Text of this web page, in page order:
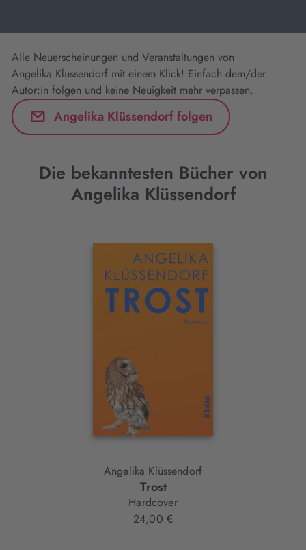
Alle Neuerscheinungen und Veranstaltungen von
Angelika Klüssendorf mit einem Klick! Einfach dem/der
Autor:in folgen und keine Neuigkeit mehr verpassen.
Angelika Klüssendorf folgen
Die bekanntesten Bücher von
Angelika Klüssendorf
Angelika Klüssendorf
Trost
Hardcover
24,00 €